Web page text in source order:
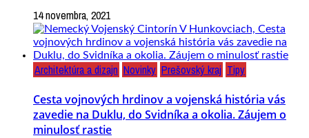
14 novembra, 2021
Architektúra a dizajn Novinky Prešovský kraj Tipy
Cesta vojnových hrdinov a vojenská história vás
zavedie na Duklu, do Svidníka a okolia. Záujem o
minulosť rastie